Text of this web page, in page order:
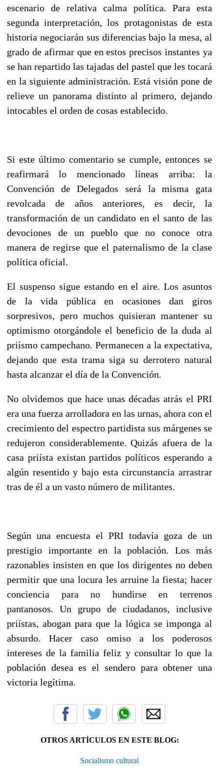
escenario de relativa calma política. Para esta
segunda interpretación, los protagonistas de esta
historia negociarán sus diferencias bajo la mesa, al
grado de afirmar que en estos precisos instantes ya
se han repartido las tajadas del pastel que les tocará
en la siguiente administración. Está visión pone de
relieve un panorama distinto al primero, dejando
intocables el orden de cosas establecido.
Si este último comentario se cumple, entonces se
reafirmará lo mencionado líneas arriba: la
Convención de Delegados será la misma gata
revolcada de años anteriores, es decir, la
transformación de un candidato en el santo de las
devociones de un pueblo que no conoce otra
manera de regirse que el paternalismo de la clase
política oficial.
El suspenso sigue estando en el aire. Los asuntos
de la vida pública en ocasiones dan giros
sorpresivos, pero muchos quisieran mantener su
optimismo otorgándole el beneficio de la duda al
priísmo campechano. Permanecen a la expectativa,
dejando que esta trama siga su derrotero natural
hasta alcanzar el día de la Convención.
No olvidemos que hace unas décadas atrás el PRI
era una fuerza arrolladora en las urnas, ahora con el
crecimiento del espectro partidista sus márgenes se
redujeron considerablemente. Quizás afuera de la
casa priísta existan partidos políticos esperando a
algún resentido y bajo esta circunstancia arrastrar
tras de él a un vasto número de militantes.
Según una encuesta el PRI todavía goza de un
prestigio importante en la población. Los más
razonables insisten en que los dirigentes no deben
permitir que una locura les arruine la fiesta; hacer
conciencia para no hundirse en terrenos
pantanosos. Un grupo de ciudadanos, inclusive
priístas, abogan para que la lógica se imponga al
absurdo. Hacer caso omiso a los poderosos
intereses de la familia feliz y consultar lo que la
población desea es el sendero para obtener una
victoria legítima.
OTROS ARTÍCULOS EN ESTE BLOG:
Socialismo cultural